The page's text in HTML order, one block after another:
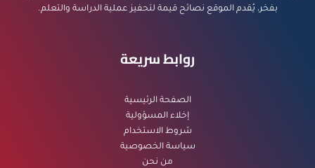
بفخر، يُقدم الموقع نصائح قيمة لتحفيز عملية الدراسة والتعلم.
روابط سريعة
الصفحة الرئيسية
إخلاء المسؤولية
شروط الاستخدام
سياسة الخصوصية
من نحن